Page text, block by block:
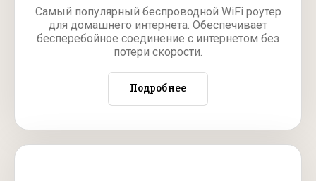
Самый популярный беспроводной WiFi роутер
для домашнего интернета. Обеспечивает
бесперебойное соединение с интернетом без
потери скорости.
Подробнее